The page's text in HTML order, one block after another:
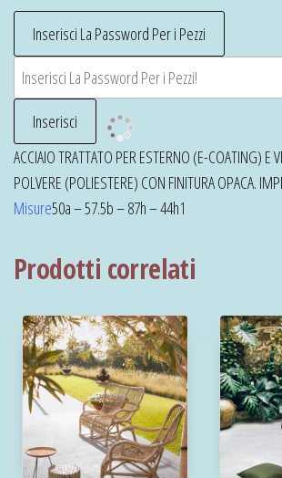
ACCIAIO TRATTATO PER ESTERNO (E-COATING) E
POLVERE (POLIESTERE) CON FINITURA OPACA.
Misure50a – 57.5b – 87h – 44h1
Prodotti correlati